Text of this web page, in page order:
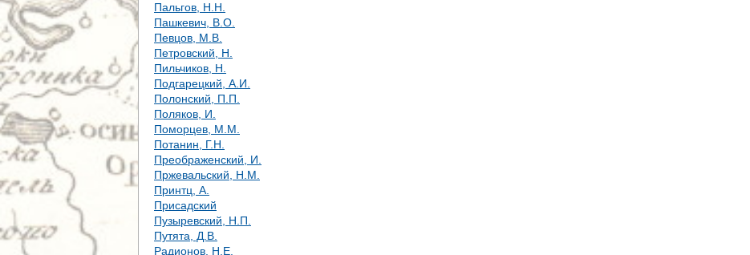
Пальгов, Н.Н.
Пашкевич, В.О.
Певцов, М.В.
Петровский, Н.
Пильчиков, Н.
Подгарецкий, А.И.
Полонский, П.П.
Поляков, И.
Поморцев, М.М.
Потанин, Г.Н.
Преображенский, И.
Пржевальский, Н.М.
Принтц, А.
Присадский
Пузыревский, Н.П.
Путята, Д.В.
Радионов, Н.Е.